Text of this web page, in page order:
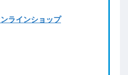
ラインショップ